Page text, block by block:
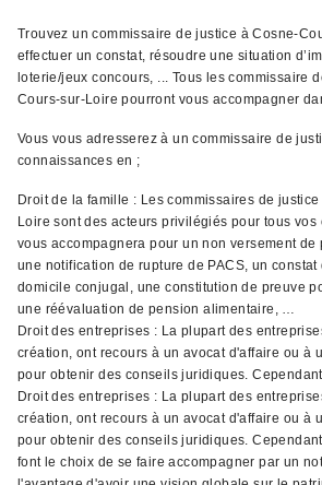
Trouvez un commissaire de justice à Cosne-
effectuer un constat, résoudre une situation
loterie/jeux concours, ... Tous les commissaire
Cours-sur-Loire pourront vous accompagner
Vous vous adresserez à un commissaire de
connaissances en ;
Droit de la famille : Les commissaires de
Loire sont des acteurs privilégiés pour tous vos
vous accompagnera pour un non versement
une notification de rupture de PACS, un constat
domicile conjugal, une constitution de preuve
une réévaluation de pension alimentaire, …
Droit des entreprises : La plupart des
création, ont recours à un avocat d'affaire ou à
pour obtenir des conseils juridiques.
Droit des entreprises : La plupart des
création, ont recours à un avocat d'affaire ou à
pour obtenir des conseils juridiques.
font le choix de se faire accompagner par un